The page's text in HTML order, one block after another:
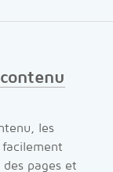
les
pages et